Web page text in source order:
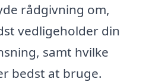
rådgivning om,
vedligeholder din
samt hvilke
bedst at bruge.